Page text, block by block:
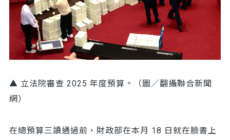
▲ 立法院審查 2025 年度預算。（圖／翻攝聯合新聞
網）
在總預算三讀通過前，財政部在本月 18 日就在臉書上